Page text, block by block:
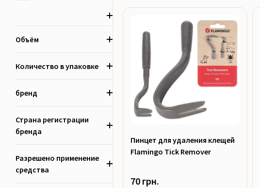
Объём
Количество в упаковке
бренд
Страна регистрации
бренда
Разрешено применение
средства
Пинцет для удаления клещей
Flamingo Tick Remover
70 грн.